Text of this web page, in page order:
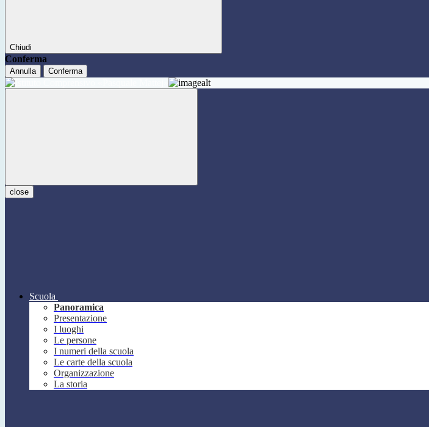
Chiudi
Conferma
Annulla Conferma
close
Scuola
Panoramica
Presentazione
I luoghi
Le persone
I numeri della scuola
Le carte della scuola
Organizzazione
La storia